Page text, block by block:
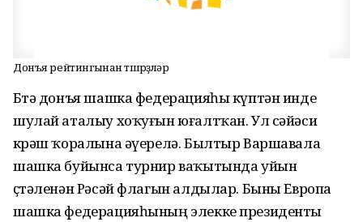
Донъя рейтингынан төшөрҙөләр
Бөтә донъя шашка федерацияһы күптән инде
шулай аталыу хоҡуғын юғалтҡан. Ул сәйәси
көрәш ҡоралына әүерелә. Былтыр Варшавала
шашка буйынса турнир ваҡытында уйын
өҫтәленән Рәсәй флагын алдылар. Быны Европа
шашка федерацияһының элекке президенты